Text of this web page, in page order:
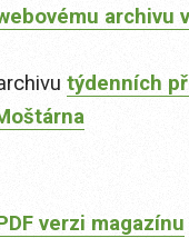
archivu
týdenních
verzi magazínu